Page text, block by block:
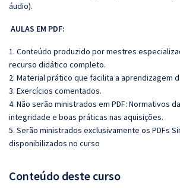
áudio).
AULAS EM PDF:
1. Conteúdo produzido por mestres
recurso didático completo.
2. Material prático que facilita a aprendizagem
3. Exercícios comentados.
4. Não serão ministrados em PDF: Normativos
integridade e boas práticas nas aquisições.
5. Serão ministrados exclusivamente os PDFs
disponibilizados no curso
Conteúdo deste curso